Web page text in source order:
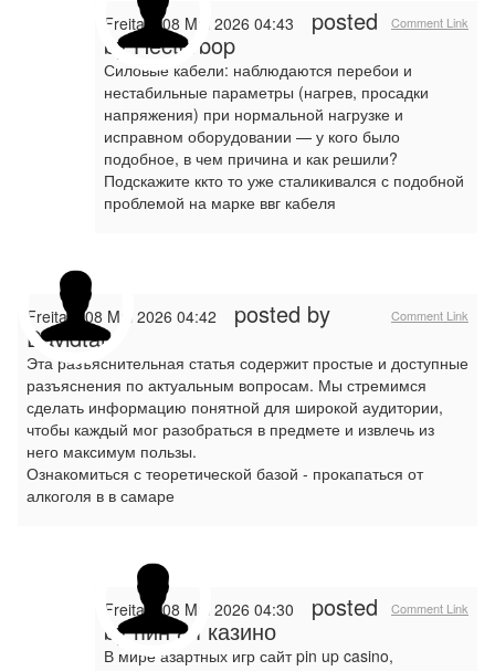
Comment Link
Freitag, 08 Mai 2026 04:43 posted
byHectorbop
Силовые кабели: наблюдаются перебои и
нестабильные параметры (нагрев, просадки
напряжения) при нормальной нагрузке и
исправном оборудовании — у кого было
подобное, в чем причина и как решили?
Подскажите ккто то уже сталикивался с подобной
проблемой на марке ввг кабеля
Comment Link
Freitag, 08 Mai 2026 04:42 posted by
Davidtar
Эта разъяснительная статья содержит простые и доступные
разъяснения по актуальным вопросам. Мы стремимся
сделать информацию понятной для широкой аудитории,
чтобы каждый мог разобраться в предмете и извлечь из
него максимум пользы.
Ознакомиться с теоретической базой - прокапаться от
алкоголя в в самаре
Comment Link
Freitag, 08 Mai 2026 04:30 posted
byпин ап казино
В мире азартных игр сайт pin up casino,